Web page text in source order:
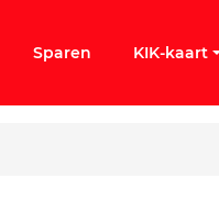
Sparen KIK-kaart